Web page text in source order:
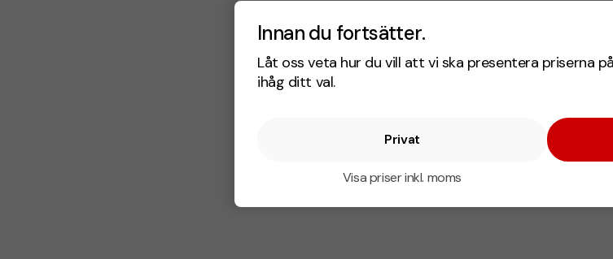
Innan du fortsätter.
Låt oss veta hur du vill att vi ska presentera priserna
ihåg ditt val.
Privat
Visa priser inkl. moms